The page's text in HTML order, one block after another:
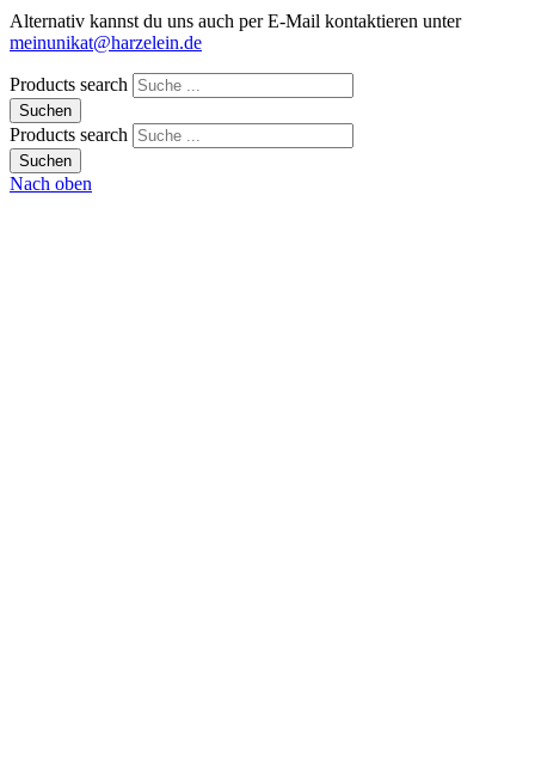
Alternativ kannst du uns auch per E-Mail kontaktieren unter
meinunikat@harzelein.de
Products search
Suchen
Products search
Suchen
Nach oben